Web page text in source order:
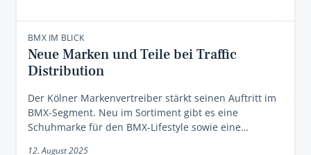
BMX IM BLICK
Neue Marken und Teile bei Traffic
Distribution
Der Kölner Markenvertreiber stärkt seinen Auftritt im
BMX-Segment. Neu im Sortiment gibt es eine
Schuhmarke für den BMX-Lifestyle sowie eine…
12. August 2025